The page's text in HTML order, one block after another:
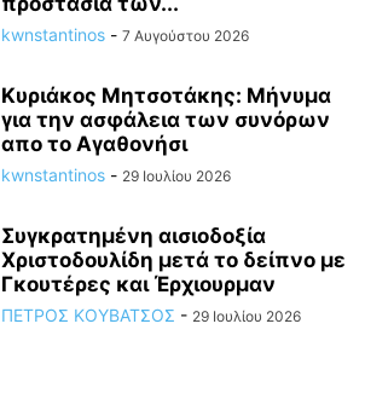
kwnstantinos - 7 Αυγούστου 2026
Κυριάκος Μητσοτάκης: Mήνυμα
για την ασφάλεια των συνόρων
απο το Αγαθονήσι
kwnstantinos - 29 Ιουλίου 2026
Συγκρατημένη αισιοδοξία
Χριστοδουλίδη μετά το δείπνο με
Γκουτέρες και Έρχιουρμαν
ΠΕΤΡΟΣ ΚΟΥΒΑΤΣΟΣ - 29 Ιουλίου 2026